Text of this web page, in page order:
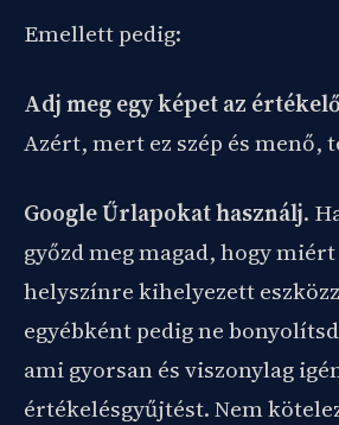
Emellett pedig:
Adj meg egy képet az
Azért, mert ez szép és menő,
Google Űrlapokat használj.
győzd meg magad, hogy
helyszínre kihelyezett
egyébként pedig ne
ami gyorsan és viszonylag
értékelésgyűjtést. Nem